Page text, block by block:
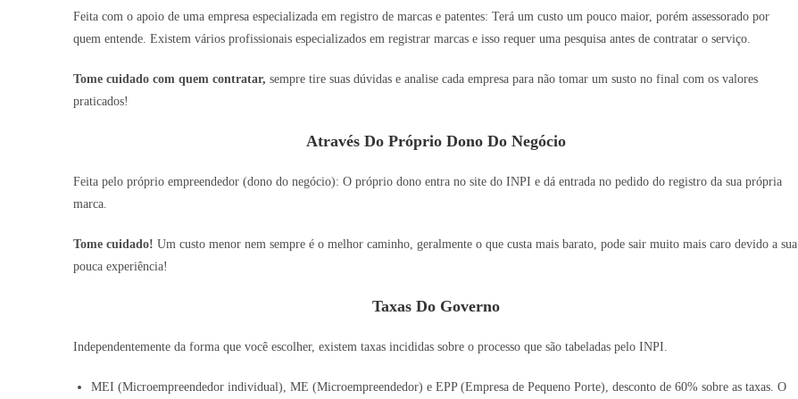
Feita com o apoio de uma empresa especializada em registro de marcas e patentes: Terá um custo um pouco maior, porém assessorado por
quem entende. Existem vários profissionais especializados em registrar marcas e isso requer uma pesquisa antes de contratar o serviço.
Tome cuidado com quem contratar, sempre tire suas dúvidas e analise cada empresa para não tomar um susto no final com os valores
praticados!
Através Do Próprio Dono Do Negócio
Feita pelo próprio empreendedor (dono do negócio): O próprio dono entra no site do INPI e dá entrada no pedido do registro da sua própria
marca.
Tome cuidado! Um custo menor nem sempre é o melhor caminho, geralmente o que custa mais barato, pode sair muito mais caro devido a sua
pouca experiência!
Taxas Do Governo
Independentemente da forma que você escolher, existem taxas incididas sobre o processo que são tabeladas pelo INPI.
MEI (Microempreendedor individual), ME (Microempreendedor) e EPP (Empresa de Pequeno Porte), desconto de 60% sobre as taxas. O